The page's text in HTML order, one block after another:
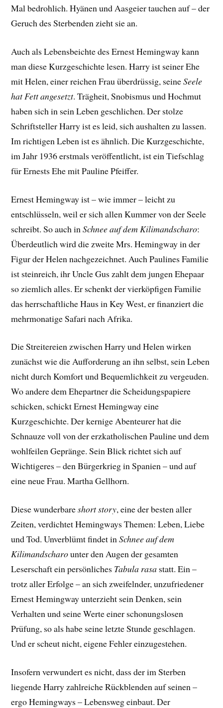
Mal bedrohlich. Hyänen und Aasgeier tauchen auf – der
Geruch des Sterbenden zieht sie an.
Auch als Lebensbeichte des Ernest Hemingway kann
man diese Kurzgeschichte lesen. Harry ist seiner Ehe
mit Helen, einer reichen Frau überdrüssig, seineSeele
hat Fett angesetzt. Trägheit, Snobismus und Hochmut
haben sich in sein Leben geschlichen. Der stolze
Schriftsteller Harry ist es leid, sich aushalten zu lassen.
Im richtigen Leben ist es ähnlich. Die Kurzgeschichte,
im Jahr 1936 erstmals veröffentlicht, ist ein Tiefschlag
für Ernests Ehe mit Pauline Pfeiffer.
Ernest Hemingway ist – wie immer – leicht zu
entschlüsseln, weil er sich allen Kummer von der Seele
schreibt. So auch inSchnee auf dem Kilimandscharo:
Überdeutlich wird die zweite Mrs. Hemingway in der
Figur der Helen nachgezeichnet. Auch Paulines Familie
ist steinreich, ihr Uncle Gus zahlt dem jungen Ehepaar
so ziemlich alles. Er schenkt der vierköpfigen Familie
das herrschaftliche Haus in Key West, er finanziert die
mehrmonatige Safari nach Afrika.
Die Streitereien zwischen Harry und Helen wirken
zunächst wie die Aufforderung an ihn selbst, sein Leben
nicht durch Komfort und Bequemlichkeit zu vergeuden.
Wo andere dem Ehepartner die Scheidungspapiere
schicken, schickt Ernest Hemingway eine
Kurzgeschichte. Der kernige Abenteurer hat die
Schnauze voll von der erzkatholischen Pauline und dem
wohlfeilen Gepränge. Sein Blick richtet sich auf
Wichtigeres – den Bürgerkrieg in Spanien – und auf
eine neue Frau. Martha Gellhorn.
Diese wunderbareshort story, eine der besten aller
Zeiten, verdichtet Hemingways Themen: Leben, Liebe
und Tod. Unverblümt findet inSchnee auf dem
Kilimandscharounter den Augen der gesamten
Leserschaft ein persönliches Tabula rasa statt. Ein –
trotz aller Erfolge – an sich zweifelnder, unzufriedener
Ernest Hemingway unterzieht sein Denken, sein
Verhalten und seine Werte einer schonungslosen
Prüfung, so als habe seine letzte Stunde geschlagen.
Und er scheut nicht, eigene Fehler einzugestehen.
Insofern verwundert es nicht, dass der im Sterben
liegende Harry zahlreiche Rückblenden auf seinen –
ergo Hemingways – Lebensweg einbaut. Der